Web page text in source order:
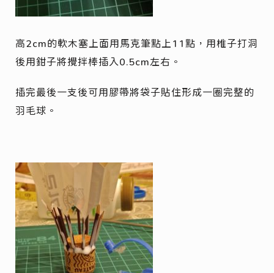
高2cm的軟木塞上面用馬克筆點上11點，用椎子打洞
後用鉗子將攪拌棒插入0.5cm左右。
插完最後一支後可用膠帶將袋子貼住形成一圈完整的
羽毛球。